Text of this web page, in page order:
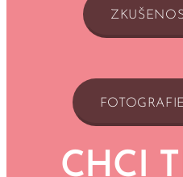
CHCI